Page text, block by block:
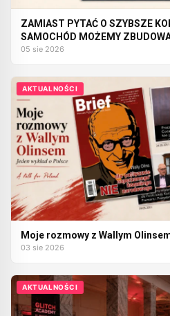
ZAMIAST PYTAĆ O SZYBSZE
SAMOCHÓD MOŻEMY
05 sie 2026
AKTUALNOŚCI
Moje rozmowy z Wallym
03 sie 2026
AKTUALNOŚCI